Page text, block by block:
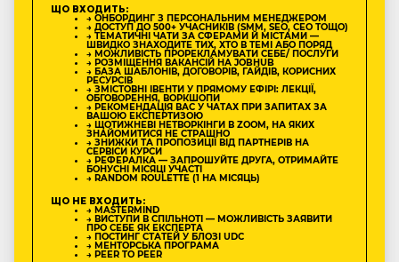
ЩО ВХОДИТЬ:
→ ОНБОРДИНГ З ПЕРСОНАЛЬНИМ МЕНЕДЖЕРОМ
→ ДОСТУП ДО 500+ УЧАСНИКІВ (SMM, SEO, CEO ТОЩО)
→ ТЕМАТИЧНІ ЧАТИ ЗА СФЕРАМИ Й МІСТАМИ —
ШВИДКО ЗНАХОДИТЕ ТИХ, ХТО В ТЕМІ АБО ПОРЯД
→ МОЖЛИВІСТЬ ПРОРЕКЛАМУВАТИ СЕБЕ/ ПОСЛУГИ
→ РОЗМІЩЕННЯ ВАКАНСІЙ НА JOBHUB
→ БАЗА ШАБЛОНІВ, ДОГОВОРІВ, ГАЙДІВ, КОРИСНИХ
РЕСУРСІВ
→ ЗМІСТОВНІ ІВЕНТИ У ПРЯМОМУ ЕФІРІ: ЛЕКЦІЇ,
ОБГОВОРЕННЯ, ВОРКШОПИ
→ РЕКОМЕНДАЦІЯ ВАС У ЧАТАХ ПРИ ЗАПИТАХ ЗА
ВАШОЮ ЕКСПЕРТИЗОЮ
→ ЩОТИЖНЕВІ НЕТВОРКІНГИ В ZOOM, НА ЯКИХ
ЗНАЙОМИТИСЯ НЕ СТРАШНО
→ ЗНИЖКИ ТА ПРОПОЗИЦІЇ ВІД ПАРТНЕРІВ НА
СЕРВІСИ КУРСИ
→ РЕФЕРАЛКА — ЗАПРОШУЙТЕ ДРУГА, ОТРИМАЙТЕ
БОНУСНІ МІСЯЦІ УЧАСТІ
→ RANDOM ROULETTE (1 НА МІСЯЦЬ)
ЩО НЕ ВХОДИТЬ:
→ MASTERMIND
→ ВИСТУПИ В СПІЛЬНОТІ — МОЖЛИВІСТЬ ЗАЯВИТИ
ПРО СЕБЕ ЯК ЕКСПЕРТА
→ ПОСТИНГ СТАТЕЙ У БЛОЗІ UDC
→ МЕНТОРСЬКА ПРОГРАМА
→ PEER TO PEER